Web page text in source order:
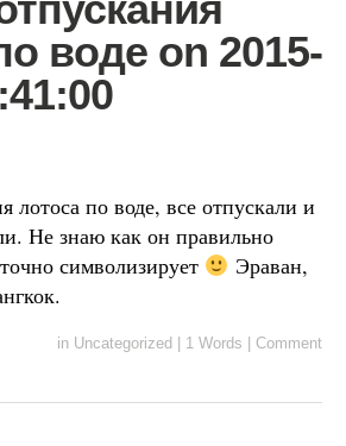
воде on 2015-
лотоса по воде, все отпускали и
Не знаю как он правильно
символизирует
Эраван,
in Uncategorized 1 Words Comment